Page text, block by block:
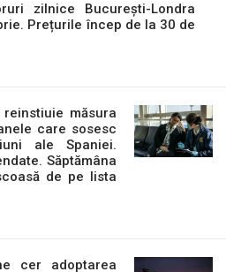
zilnice București-Londra
Prețurile încep de la 30 de
măsura
care sosesc
ale Spaniei.
Săptămâna
de pe lista
cer adoptarea